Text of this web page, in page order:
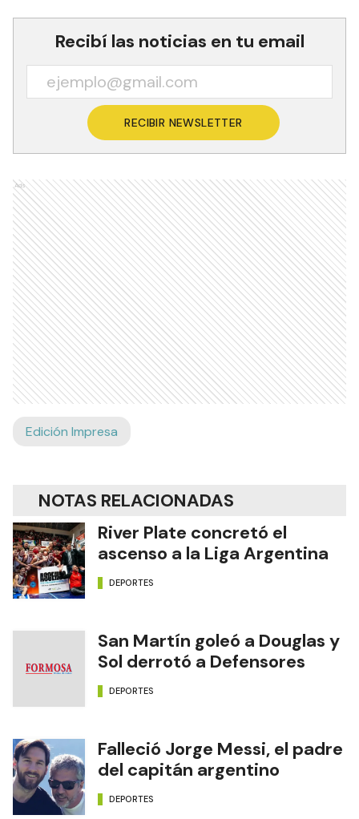
Estudiantes.
Recibí las noticias en tu email
RECIBIR NEWSLETTER
Ads
Edición Impresa
NOTAS RELACIONADAS
River Plate concretó el
DEPORTES
San Martín goleó a Douglas y
DEPORTES
Falleció Jorge Messi, el padre